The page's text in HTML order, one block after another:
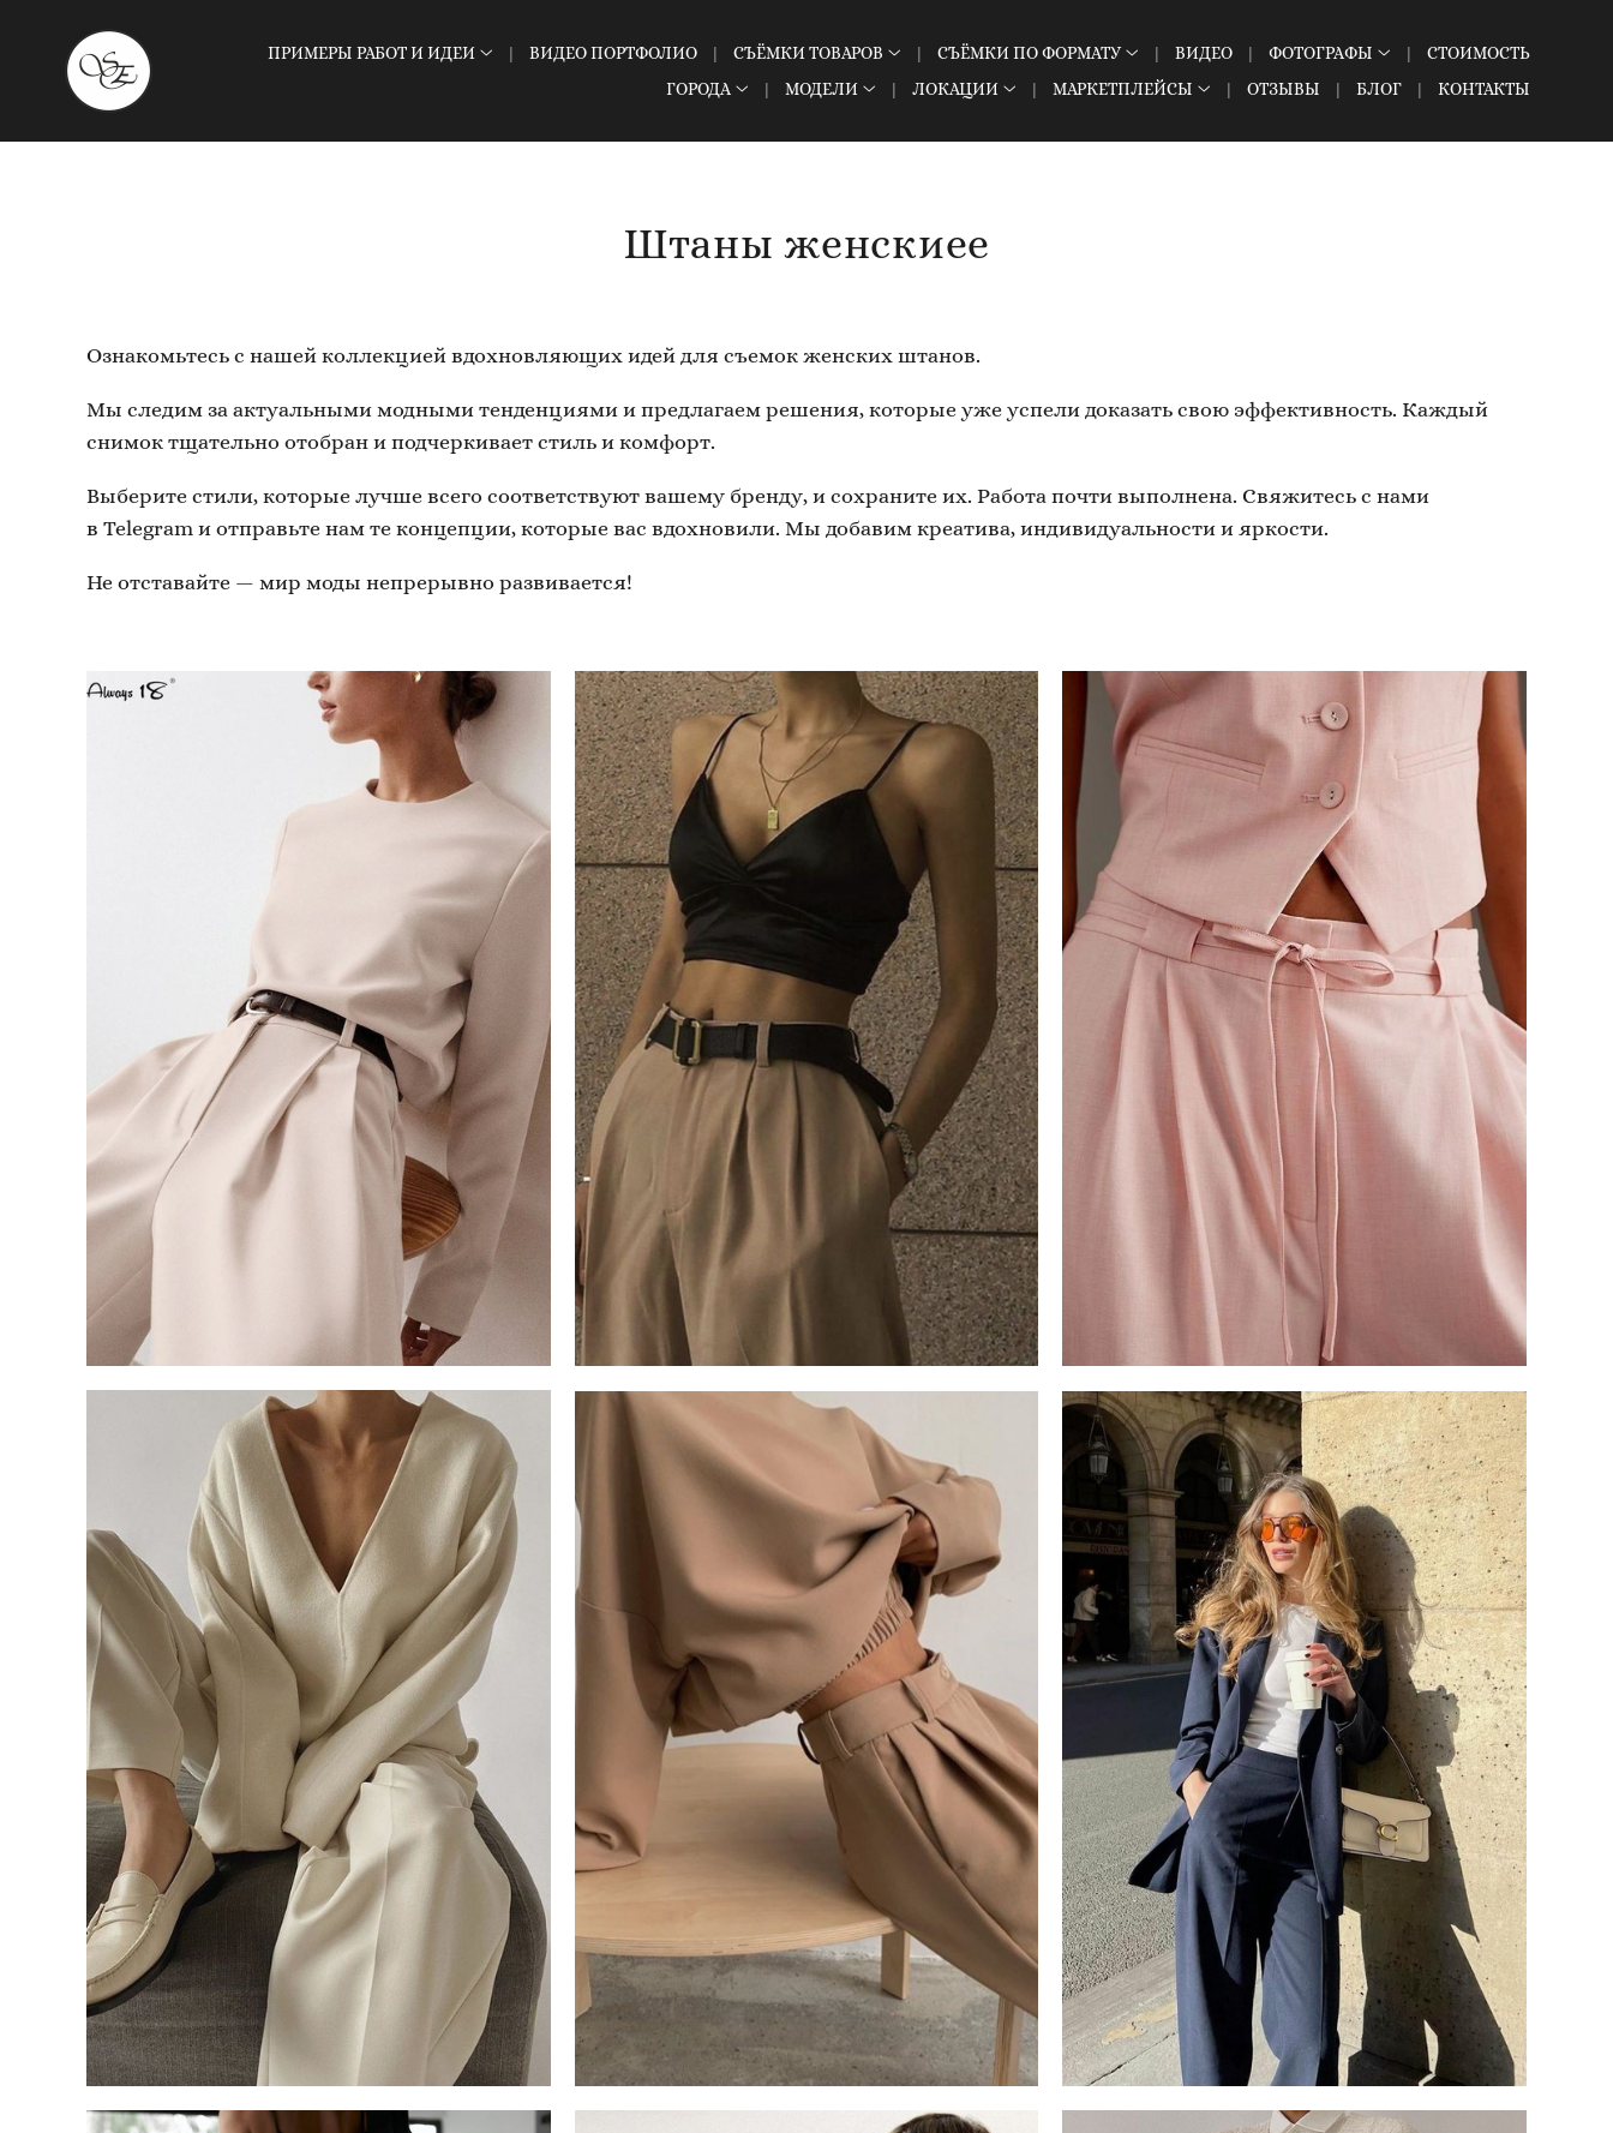
ПРИМЕРЫ РАБОТ И ИДЕИ ВИДЕО ПОРТФОЛИО СЪЁМКИ ТОВАРОВ СЪЁМКИ ПО ФОРМАТУ ВИДЕО ФОТОГРАФЫ
СТОИМОСТЬ
ГОРОДА
МОДЕЛИ ЛОКАЦИИ МАРКЕТПЛЕЙСЫ ОТЗЫВЫ БЛОГ КОНТАКТЫ
Штаны женскиее
Ознакомьтесь с нашей коллекцией вдохновляющих идей для съемок женских штанов.
Мы следим за актуальными модными тенденциями и предлагаем решения, которые уже успели доказать свою эффективность. Каждый
снимок тщательно отобран и подчеркивает стиль и комфорт.
Выберите стили, которые лучше всего соответствуют вашему бренду, и сохраните их. Работа почти выполнена. Свяжитесь с нами
в Telegram и отправьте нам те концепции, которые вас вдохновили. Мы добавим креатива, индивидуальности и яркости.
Не отставайте — мир моды непрерывно развивается!